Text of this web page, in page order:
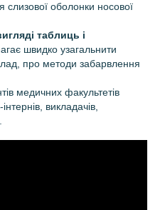
оболонки носової
таблиць і
швидко узагальнити
про методи забарвлення
медичних факультетів
викладачів,